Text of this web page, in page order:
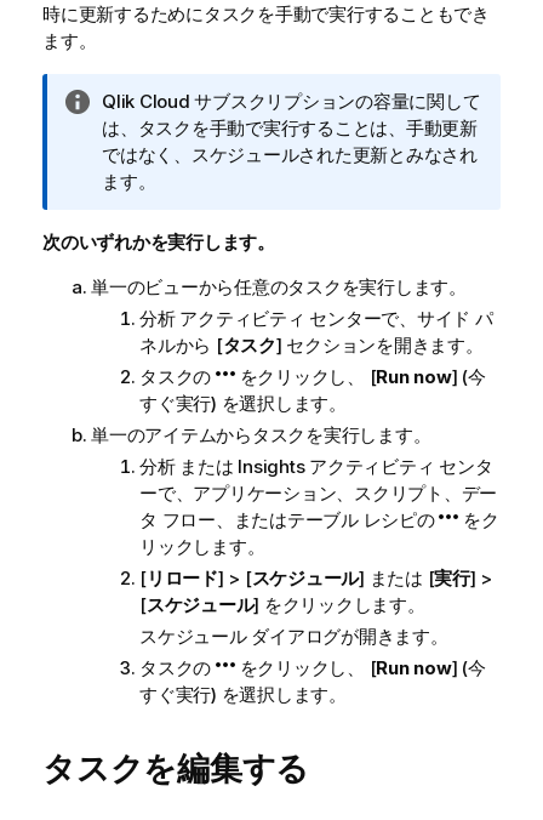
時に更新するためにタスクを手動で実行することもでき
ます。
情
報
メ
モ
Qlik Cloud サブスクリプションの容量に関して
は、タスクを手動で実行することは、手動更新
ではなく、スケジュールされた更新とみなされ
ます。
次のいずれかを実行します。
単一のビューから任意のタスクを実行します。
分析アクティビティ センターで、サイド パ
ネルから [タスク] セクションを開きます。
タスクの
をクリックし、 [Run now] (今
すぐ実行) を選択します。
単一のアイテムからタスクを実行します。
分析または Insightsアクティビティ センタ
ーで、アプリケーション、スクリプト、デー
タ フロー、またはテーブル レシピの
をク
リックします。
[リロード] > [スケジュール] または [実行] >
[スケジュール] をクリックします。
スケジュール ダイアログが開きます。
タスクの
をクリックし、 [Run now] (今
すぐ実行) を選択します。
タスクを編集する